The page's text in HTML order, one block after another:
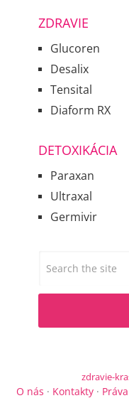
ZDRAVIE
Glucoren
Desalix
Tensital
Diaform RX
DETOXIKÁCIA
Paraxan
Ultraxal
Germivir
zdravie-
O nás · Kontakty ·